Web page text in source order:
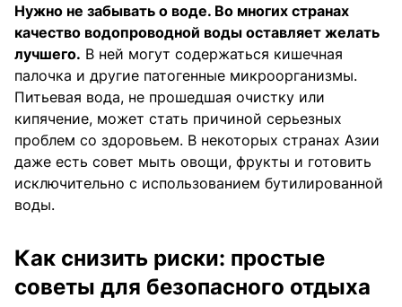
Нужно не забывать о воде. Во многих странах
качество водопроводной воды оставляет желать
лучшего. В ней могут содержаться кишечная
палочка и другие патогенные микроорганизмы.
Питьевая вода, не прошедшая очистку или
кипячение, может стать причиной серьезных
проблем со здоровьем. В некоторых странах Азии
даже есть совет мыть овощи, фрукты и готовить
исключительно с использованием бутилированной
воды.
Как снизить риски: простые
советы для безопасного отдыха